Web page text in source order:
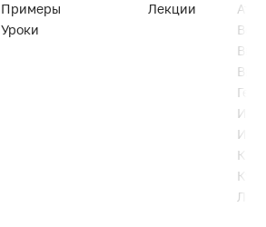
Примеры
Уроки
Лекции
Веб